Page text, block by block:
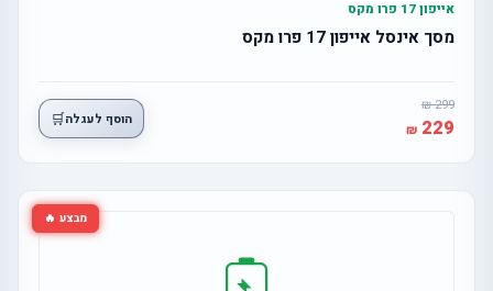
אייפון 17 פרו מקס
מסך אינסל אייפון 17 פרו מקס
299
229 הוסף לעגלה🛒
מבצע 🔥